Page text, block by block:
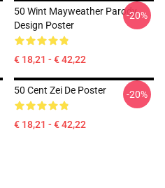
50 Wint Mayweather Parody
Design Poster
€ 18,21 - € 42,22
-20%
50 Cent Zei De Poster
€ 18,21 - € 42,22
-20%